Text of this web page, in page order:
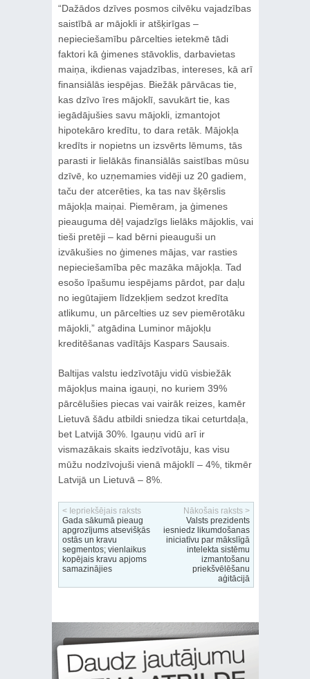
“Dažādos dzīves posmos cilvēku vajadzības
saistībā ar mājokli ir atšķirīgas –
nepieciešamību pārcelties ietekmē tādi
faktori kā ģimenes stāvoklis, darbavietas
maiņa, ikdienas vajadzības, intereses, kā arī
finansiālās iespējas. Biežāk pārvācas tie,
kas dzīvo īres mājoklī, savukārt tie, kas
iegādājušies savu mājokli, izmantojot
hipotekāro kredītu, to dara retāk. Mājokļa
kredīts ir nopietns un izsvērts lēmums, tās
parasti ir lielākās finansiālās saistības mūsu
dzīvē, ko uzņemamies vidēji uz 20 gadiem,
taču der atcerēties, ka tas nav šķērslis
mājokļa maiņai. Piemēram, ja ģimenes
pieauguma dēļ vajadzīgs lielāks mājoklis, vai
tieši pretēji – kad bērni pieauguši un
izvākušies no ģimenes mājas, var rasties
nepieciešamība pēc mazāka mājokļa. Tad
esošo īpašumu iespējams pārdot, par daļu
no iegūtajiem līdzekļiem sedzot kredīta
atlikumu, un pārcelties uz sev piemērotāku
mājokli,” atgādina Luminor mājokļu
kreditēšanas vadītājs Kaspars Sausais.
Baltijas valstu iedzīvotāju vidū visbiežāk
mājokļus maina igauņi, no kuriem 39%
pārcēlušies piecas vai vairāk reizes, kamēr
Lietuvā šādu atbildi sniedza tikai ceturtdaļa,
bet Latvijā 30%. Igauņu vidū arī ir
vismazākais skaits iedzīvotāju, kas visu
mūžu nodzīvojuši vienā mājoklī – 4%, tikmēr
Latvijā un Lietuvā – 8%.
< Iepriekšējais raksts
Gada sākumā pieaug
apgrozījums atsevišķās
ostās un kravu
segmentos; vienlaikus
kopējais kravu apjoms
samazinājies
Nākošais raksts >
Valsts prezidents
iesniedz likumdošanas
iniciatīvu par mākslīgā
intelekta sistēmu
izmantošanu
priekšvēlēšanu
aģitācijā